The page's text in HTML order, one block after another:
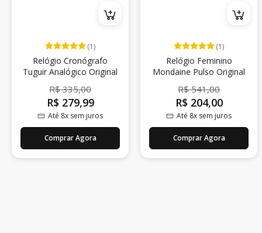
(1)
Relógio Cronógrafo
Tuguir Analógico Original
R$ 335,00
R$ 279,99
Até 8x sem juros
Comprar Agora
(1)
Relógio Feminino
Mondaine Pulso Original
R$ 541,00
R$ 204,00
Até 8x sem juros
Comprar Agora